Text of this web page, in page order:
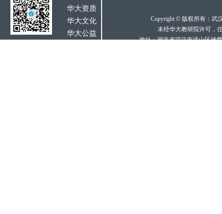
Copyright © 版权所有：武
未经华大教研院许可，
地址：湖北省武汉市洪山区雄
华大资质
华大文化
华大公益